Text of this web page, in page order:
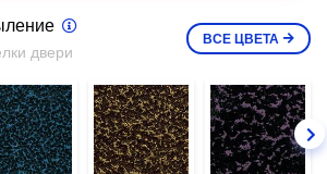
двери
ВСЕ ЦВЕТА